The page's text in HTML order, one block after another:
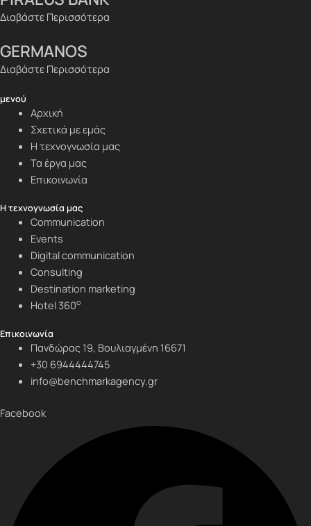
Διαβάστε Περισσότερα
GERMANOS
Διαβάστε Περισσότερα
μενού
Αρχική
Σχετικά με εμάς
Η τεχνογνωσία μας
Τα έργα μας
Επικοινωνία
Η τεχνογνωσία μας
Communication
Events
Digital communication
Consulting
Destination marketing
Hotel 360o
Επικοινωνία
Πανδώρας 19, Βουλιαγμένη 16671
+30 6944444745
info@benchmarkagency.gr
Facebook